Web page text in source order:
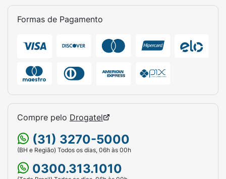
Formas de Pagamento
Compre pelo Drogatel
(31) 3270-5000
(BH e Região) Todos os dias, 06h às 00h
0300.313.1010